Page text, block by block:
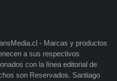
- Marcas y productos
a sus respectivos
con la línea editorial de
son Reservados. Santiago